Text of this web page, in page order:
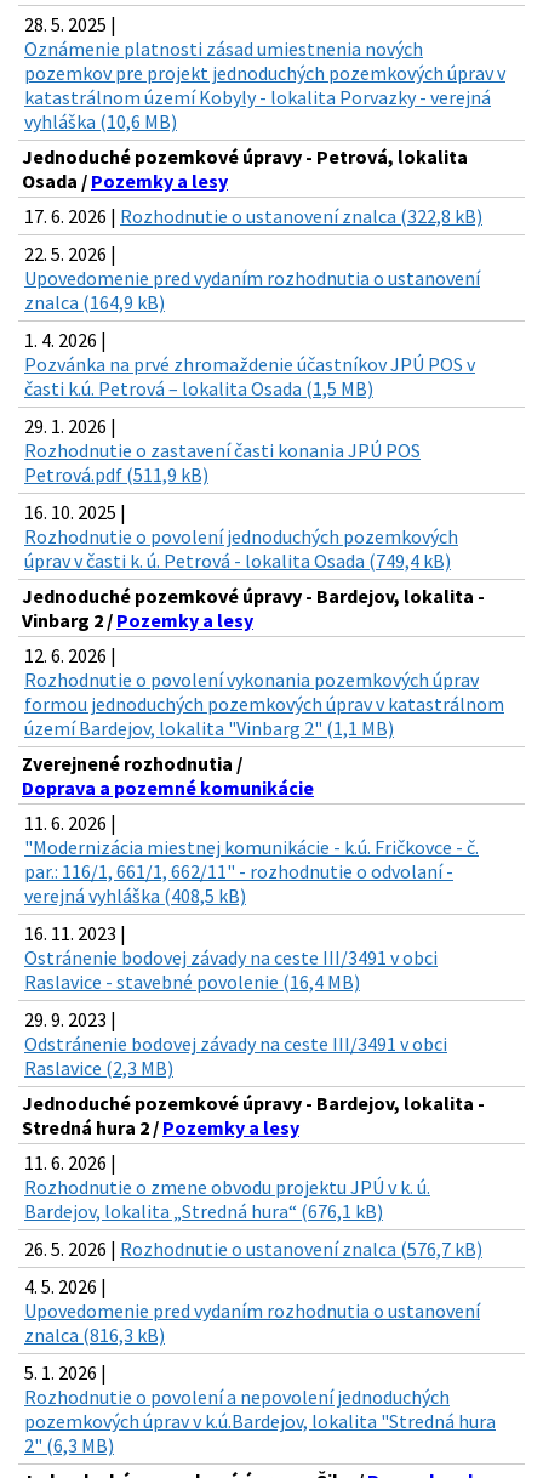
28. 5. 2025 |
Oznámenie platnosti zásad umiestnenia nových
pozemkov pre projekt jednoduchých pozemkových úprav v
katastrálnom území Kobyly - lokalita Porvazky - verejná
vyhláška (10,6 MB)
Jednoduché pozemkové úpravy - Petrová, lokalita
Osada / Pozemky a lesy
17. 6. 2026 | Rozhodnutie o ustanovení znalca (322,8 kB)
22. 5. 2026 |
Upovedomenie pred vydaním rozhodnutia o ustanovení
znalca (164,9 kB)
1. 4. 2026 |
Pozvánka na prvé zhromaždenie účastníkov JPÚ POS v
časti k.ú. Petrová – lokalita Osada (1,5 MB)
29. 1. 2026 |
Rozhodnutie o zastavení časti konania JPÚ POS
Petrová.pdf (511,9 kB)
16. 10. 2025 |
Rozhodnutie o povolení jednoduchých pozemkových
úprav v časti k. ú. Petrová - lokalita Osada (749,4 kB)
Jednoduché pozemkové úpravy - Bardejov, lokalita -
Vinbarg 2 / Pozemky a lesy
12. 6. 2026 |
Rozhodnutie o povolení vykonania pozemkových úprav
formou jednoduchých pozemkových úprav v katastrálnom
území Bardejov, lokalita "Vinbarg 2" (1,1 MB)
Zverejnené rozhodnutia /
Doprava a pozemné komunikácie
11. 6. 2026 |
"Modernizácia miestnej komunikácie - k.ú. Fričkovce - č.
par.: 116/1, 661/1, 662/11" - rozhodnutie o odvolaní -
verejná vyhláška (408,5 kB)
16. 11. 2023 |
Ostránenie bodovej závady na ceste III/3491 v obci
Raslavice - stavebné povolenie (16,4 MB)
29. 9. 2023 |
Odstránenie bodovej závady na ceste III/3491 v obci
Raslavice (2,3 MB)
Jednoduché pozemkové úpravy - Bardejov, lokalita -
Stredná hura 2 / Pozemky a lesy
11. 6. 2026 |
Rozhodnutie o zmene obvodu projektu JPÚ v k. ú.
Bardejov, lokalita „Stredná hura“ (676,1 kB)
26. 5. 2026 | Rozhodnutie o ustanovení znalca (576,7 kB)
4. 5. 2026 |
Upovedomenie pred vydaním rozhodnutia o ustanovení
znalca (816,3 kB)
5. 1. 2026 |
Rozhodnutie o povolení a nepovolení jednoduchých
pozemkových úprav v k.ú.Bardejov, lokalita "Stredná hura
2" (6,3 MB)